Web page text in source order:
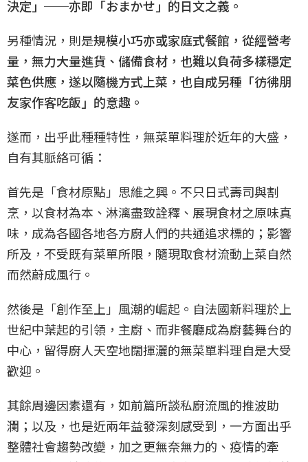
決定」──亦即「おまかせ」的日文之義。
另種情況，則是規模小巧亦或家庭式餐館，從經營考
量，無力大量進貨、儲備食材，也難以負荷多樣穩定
菜色供應，遂以隨機方式上菜，也自成另種「彷彿朋
友家作客吃飯」的意趣。
遂而，出乎此種種特性，無菜單料理於近年的大盛，
自有其脈絡可循：
首先是「食材原點」思維之興。不只日式壽司與割
烹，以食材為本、淋漓盡致詮釋、展現食材之原味真
味，成為各國各地各方廚人們的共通追求標的；影響
所及，不受既有菜單所限，隨現取食材流動上菜自然
而然蔚成風行。
然後是「創作至上」風潮的崛起。自法國新料理於上
世紀中葉起的引領，主廚、而非餐廳成為廚藝舞台的
中心，留得廚人天空地闊揮灑的無菜單料理自是大受
歡迎。
其餘周邊因素還有，如前篇所談私廚流風的推波助
瀾；以及，也是近兩年益發深刻感受到，一方面出乎
整體社會趨勢改變，加之更無奈無力的、疫情的牽